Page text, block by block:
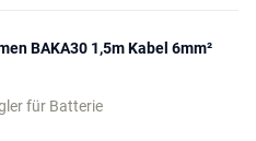
BAKA30 1,5m Kabel 6mm²
für Batterie